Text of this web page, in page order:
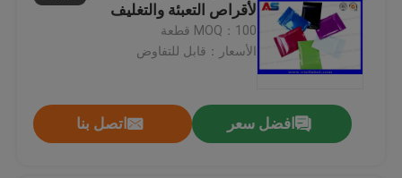
لأقراص التعبئة والتغليف
MOQ：100 قطعة
الأسعار：قابل للتفاوض
افضل سعر اتصل بنا